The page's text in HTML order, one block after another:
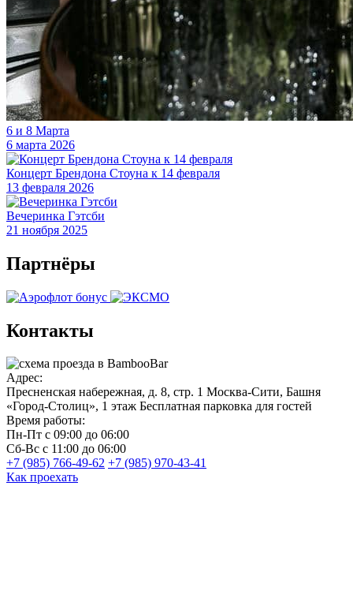
6 и 8 Марта
6 марта 2026
Концерт Брендона Стоуна к 14 февраля
13 февраля 2026
Вечеринка Гэтсби
21 ноября 2025
Партнёры
Контакты
Адрес:
Пресненская набережная, д. 8, стр. 1 Москва-Сити, Башня
«Город-Столиц», 1 этаж Бесплатная парковка для гостей
Время работы:
Пн-Пт с 09:00 до 06:00
Сб-Вс с 11:00 до 06:00
+7 (985) 766-49-62 +7 (985) 970-43-41
Как проехать